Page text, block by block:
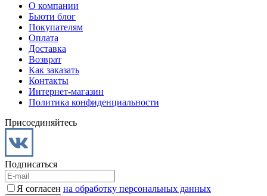
О компании
Бьюти блог
Покупателям
Оплата
Доставка
Возврат
Как заказать
Контакты
Интернет-магазин
Политика конфиденциальности
Присоединяйтесь
Подписаться
Я согласен на обработку персональных данных